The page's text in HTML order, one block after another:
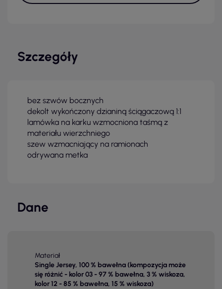
Szczegóły
bez szwów bocznych
dekolt wykończony dzianiną ściągaczową 1:1
lamówka na karku wzmocniona taśmą z
materiału wierzchniego
szew wzmacniający na ramionach
odrywana metka
Dane
Materiał
Single Jersey, 100 % bawełna (kompozycja może
się różnić - kolor 03 - 97 % bawełna, 3 % wiskoza,
kolor 12 - 85 % bawełna, 15 % wiskoza)